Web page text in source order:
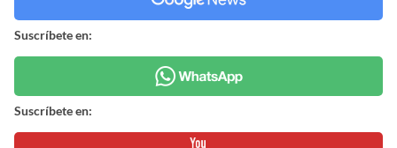
Suscríbete en:
Suscríbete en: